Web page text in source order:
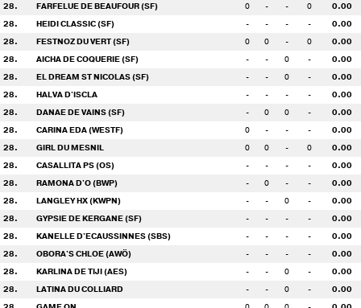
28.
FARFELUE DE BEAUFOUR (SF) 0 - - 0
0.00
28.
HEIDI CLASSIC (SF) - - - -
0.00
28.
FESTNOZ DU VERT (SF) 0 0 - 0
0.00
28.
AICHA DE COQUERIE (SF) - - 0 -
0.00
28.
EL DREAM ST NICOLAS (SF) - - 0 -
0.00
28.
HALVA D'ISCLA - - - -
0.00
28.
DANAE DE VAINS (SF) - 0 0 -
0.00
28.
CARINA EDA (WESTF) 0 - - -
0.00
28.
GIRL DU MESNIL 0 0 - 0
0.00
28.
CASALLITA PS (OS) - - - -
0.00
28.
RAMONA D'O (BWP) - 0 - -
0.00
28.
LANGLEY HX (KWPN) - - 0 -
0.00
28.
GYPSIE DE KERGANE (SF) - - - -
0.00
28.
KANELLE D'ECAUSSINNES (SBS) - - - -
0.00
28.
OBORA'S CHLOE (AWÖ) - - - -
0.00
28.
KARLINA DE TIJI (AES) - - 0 -
0.00
28.
LATINA DU COLLIARD - - 0 -
0.00